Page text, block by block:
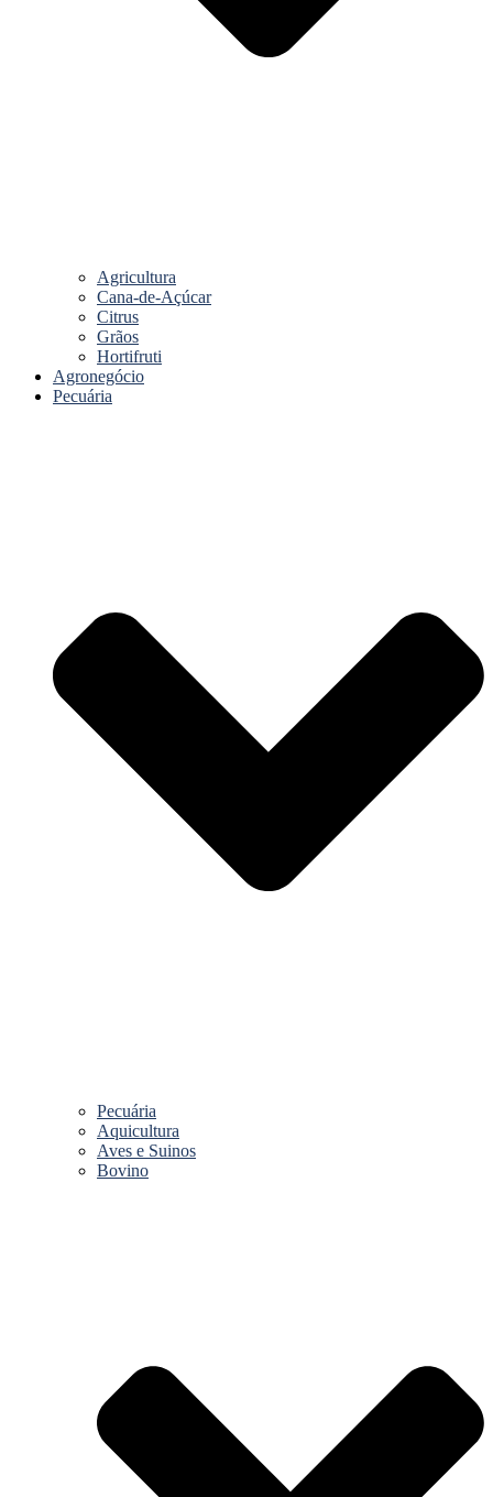
Agricultura
Cana-de-Açúcar
Citrus
Grãos
Hortifruti
Agronegócio
Pecuária
Pecuária
Aquicultura
Aves e Suinos
Bovino